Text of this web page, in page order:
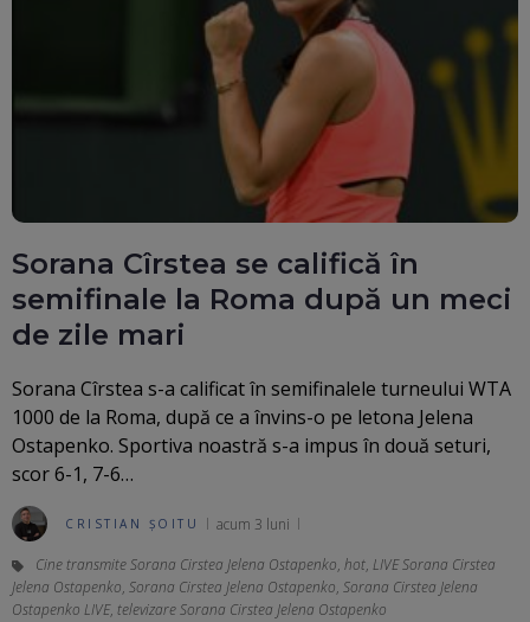
Sorana Cîrstea se califică în
semifinale la Roma după un meci
de zile mari
Sorana Cîrstea s-a calificat în semifinalele turneului WTA
1000 de la Roma, după ce a învins-o pe letona Jelena
Ostapenko. Sportiva noastră s-a impus în două seturi,
scor 6-1, 7-6…
CRISTIAN ȘOITU acum 3 luni
Cine transmite Sorana Cirstea Jelena Ostapenko, hot, LIVE Sorana Cirstea
Jelena Ostapenko, Sorana Cirstea Jelena Ostapenko, Sorana Cirstea Jelena
Ostapenko LIVE, televizare Sorana Cirstea Jelena Ostapenko